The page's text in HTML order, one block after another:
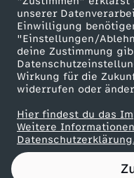
unserer
Einwilligung
"Einstellungen/
deine Zustimmung
Wirkung für die
widerrufen oder
Hier findest du das
Weitere
s
t
:
"
F
Mainzelmännchen
Partner